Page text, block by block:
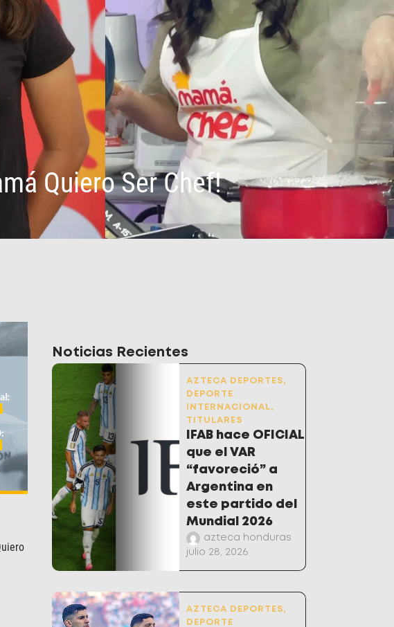
Quiero Ser Chef!
Noticias Recientes
AZTECA DEPORTES,
DEPORTE
INTERNACIONAL,
TITULARES
IFAB hace OFICIAL
que el VAR
“favoreció” a
Argentina en
este partido del
Mundial 2026
azteca honduras
julio 28, 2026
AZTECA DEPORTES,
DEPORTE